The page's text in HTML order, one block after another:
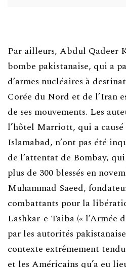
Par ailleurs, Abdul Qadeer
bombe pakistanaise, qui a
d’armes nucléaires à
Corée du Nord et de l’Iran
de ses mouvements. Les
l’hôtel Marriott, qui a causé
Islamabad, n’ont pas été
de l’attentat de Bombay,
plus de 300 blessés en
Muhammad Saeed,
combattants pour la
Lashkar-e-Taiba (« l’Armée
par les autorités
contexte extrêmement
et les Américains qu’a eu